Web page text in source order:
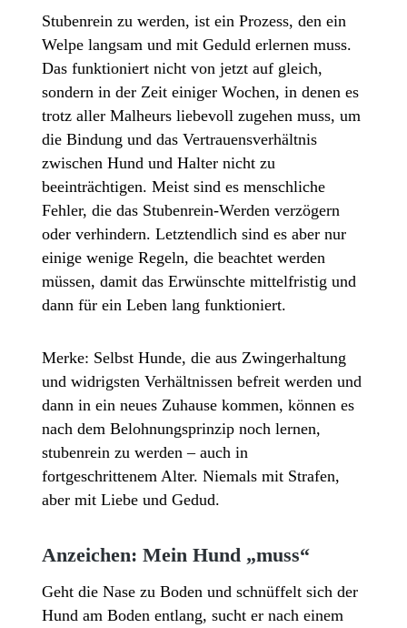
Stubenrein zu werden, ist ein Prozess, den ein
Welpe langsam und mit Geduld erlernen muss.
Das funktioniert nicht von jetzt auf gleich,
sondern in der Zeit einiger Wochen, in denen es
trotz aller Malheurs liebevoll zugehen muss, um
die Bindung und das Vertrauensverhältnis
zwischen Hund und Halter nicht zu
beeinträchtigen. Meist sind es menschliche
Fehler, die das Stubenrein-Werden verzögern
oder verhindern. Letztendlich sind es aber nur
einige wenige Regeln, die beachtet werden
müssen, damit das Erwünschte mittelfristig und
dann für ein Leben lang funktioniert.
Merke: Selbst Hunde, die aus Zwingerhaltung
und widrigsten Verhältnissen befreit werden und
dann in ein neues Zuhause kommen, können es
nach dem Belohnungsprinzip noch lernen,
stubenrein zu werden – auch in
fortgeschrittenem Alter. Niemals mit Strafen,
aber mit Liebe und Gedud.
Anzeichen: Mein Hund „muss“
Geht die Nase zu Boden und schnüffelt sich der
Hund am Boden entlang, sucht er nach einem